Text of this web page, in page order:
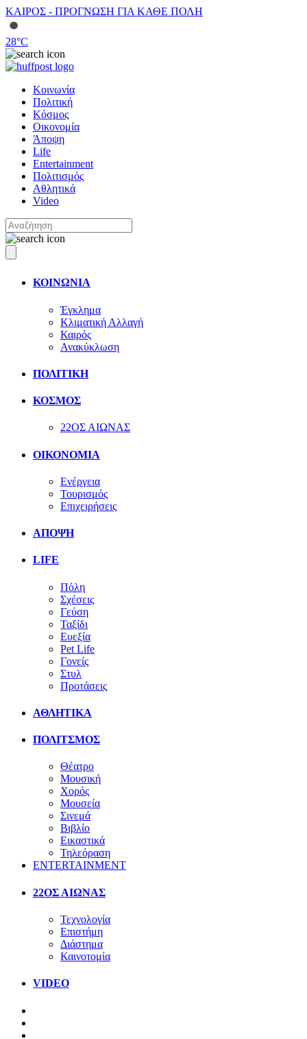
ΚΑΙΡΟΣ - ΠΡΟΓΝΩΣΗ ΓΙΑ ΚΑΘΕ ΠΟΛΗ
28°C
Κοινωνία
Πολιτική
Κόσμος
Οικονομία
Άποψη
Life
Entertainment
Πολιτισμός
Αθλητικά
Video
ΚΟΙΝΩΝΙΑ
Έγκλημα
Κλιματική Αλλαγή
Καιρός
Ανακύκλωση
ΠΟΛΙΤΙΚΗ
ΚΟΣΜΟΣ
22ΟΣ ΑΙΩΝΑΣ
ΟΙΚΟΝΟΜΙΑ
Ενέργεια
Τουρισμός
Επιχειρήσεις
ΑΠΟΨΗ
LIFE
Πόλη
Σχέσεις
Γεύση
Ταξίδι
Ευεξία
Pet Life
Γονείς
Στυλ
Προτάσεις
ΑΘΛΗΤΙΚΑ
ΠΟΛΙΤΣΜΟΣ
Θέατρο
Μουσική
Χορός
Μουσεία
Σινεμά
Βιβλίο
Εικαστικά
Τηλεόραση
ENTERTAINMENT
22ΟΣ ΑΙΩΝΑΣ
Τεχνολογία
Επιστήμη
Διάστημα
Καινοτομία
VIDEO